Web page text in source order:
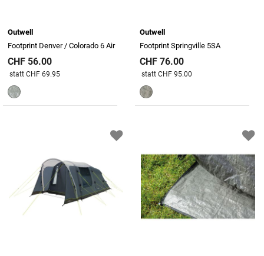
Outwell
Footprint Denver / Colorado 6 Air
CHF 56.00
Preis reduziert von
statt CHF 69.95An
Outwell
Footprint Springville 5SA
CHF 76.00
Preis reduziert von
statt CHF 95.00